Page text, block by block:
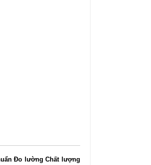
Đo lường Chất lượng